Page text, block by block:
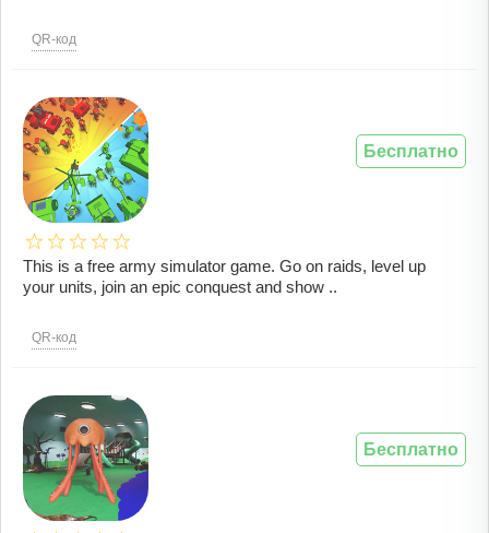
QR-код
This is a free army simulator game. Go on raids, level up
your units, join an epic conquest and show ..
QR-код
Бесплатно
Бесплатно